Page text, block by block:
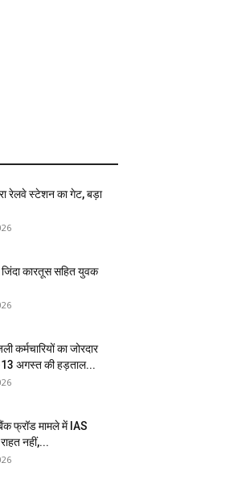
रेलवे स्टेशन का गेट, बड़ा
जिंदा कारतूस सहित युवक
कर्मचारियों का जोरदार
13 अगस्त की हड़ताल...
फ्रॉड मामले में IAS
नहीं,...